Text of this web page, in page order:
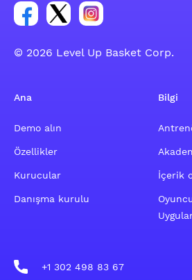
Facebook hesabı sosyal grubu
Twitter hesabı sosyal
Instagram hesabı
© 2026 Level Up Basket Corp.
Ana
Demo alın
Özellikler
Kurucular
Danışma kurulu
Bilgi
İçerik
+1 302 498 83 67